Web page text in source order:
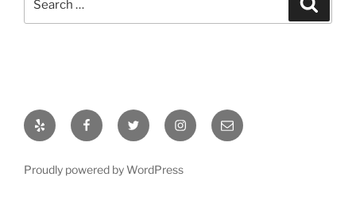
Yelp FacebookTwitter InstagramEmail
Proudly powered by WordPress